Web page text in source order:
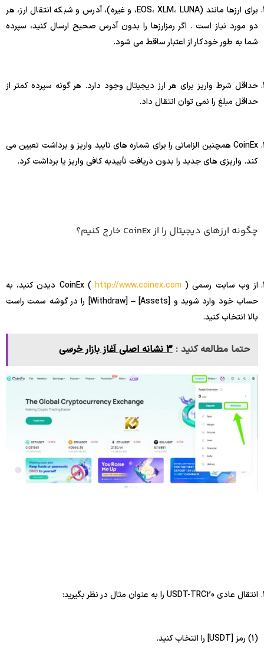
برای ارزها مانند (EOS، XLM، LUNA، و غیره)، آدرس و شبکه انتقال ارز، هر
دو مورد نیاز است . اگر رمزارزها را بدون آدرس صحیح ارسال کنید، سپرده
شما به طور خودکار از اعتبار ساقط می شود.
حداقل شرط واریز برای هر ارز دیجیتال وجود دارد. هر گونه سپرده کمتر از
حداقل مبلغ را نمی توان انتقال داد.
CoinEx همچنین الزاماتی را برای شماره های تایید واریز و برداشت تعیین می
کند. واریزی های جدید را بدون دریافت تأییدیه کافی واریز یا برداشت کرد.
چگونه ارزهای دیجیتال را از CoinEx خارج کنیم؟
از وب سایت رسمی CoinEx ( http://www.coinex.com
) دیدن کنید، به
حساب خود وارد شوید و [Assets] – [Withdraw] را در گوشه سمت راست
بالا انتخاب کنید.
حتما مطالعه کنید : 3 نشانه اصلی آغاز بازار خرسی
انتقال عادی USDT-TRC20 را به عنوان مثال در نظر بگیرید:
(1) رمز [USDT] را انتخاب کنید.